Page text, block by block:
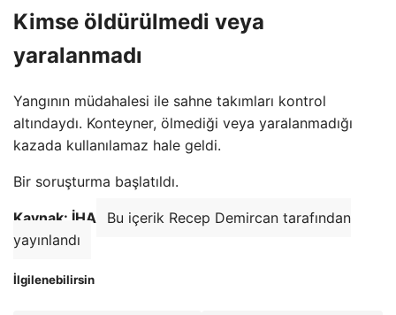
Kimse öldürülmedi veya
yaralanmadı
Yangının müdahalesi ile sahne takımları kontrol
altındaydı. Konteyner, ölmediği veya yaralanmadığı
kazada kullanılamaz hale geldi.
Bir soruşturma başlatıldı.
Kaynak: İHA
Bu içerik Recep Demircan tarafından
yayınlandı
İlgilenebilirsin